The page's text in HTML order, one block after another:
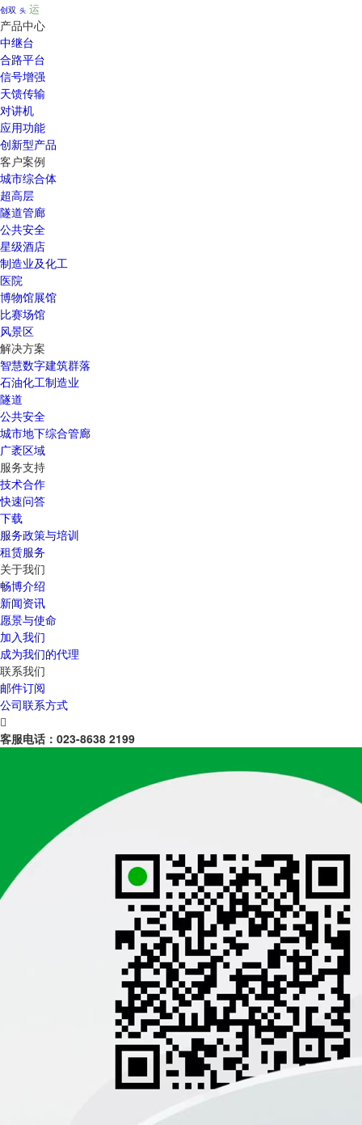
创双 头 运
产品中心
中继台
合路平台
信号增强
天馈传输
对讲机
应用功能
创新型产品
客户案例
城市综合体
超高层
隧道管廊
公共安全
星级酒店
制造业及化工
医院
博物馆展馆
比赛场馆
风景区
解决方案
智慧数字建筑群落
石油化工制造业
隧道
公共安全
城市地下综合管廊
广袤区域
服务支持
技术合作
快速问答
下载
服务政策与培训
租赁服务
关于我们
畅博介绍
新闻资讯
愿景与使命
加入我们
成为我们的代理
联系我们
邮件订阅
公司联系方式

客服电话： 023-8638 2199